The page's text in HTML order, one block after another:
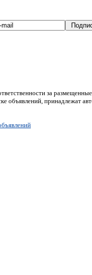
за
объявлений, принадлежат